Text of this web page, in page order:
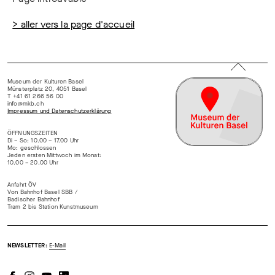
> aller vers la page d'accueil
Museum der Kulturen Basel
Münsterplatz 20, 4051 Basel
T +41 61 266 56 00
info@mkb.ch
Impressum und Datenschutzerklärung
ÖFFNUNGSZEITEN
Di – So: 10.00 – 17.00 Uhr
Mo: geschlossen
Jeden ersten Mittwoch im Monat:
10.00 – 20.00 Uhr
Anfahrt ÖV
Von Bahnhof Basel SBB /
Badischer Bahnhof
Tram 2 bis Station Kunstmuseum
NEWSLETTER: E-Mail